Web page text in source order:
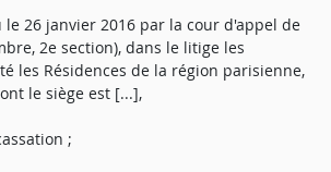
26 janvier 2016 par la cour d'appel de
2e section), dans le litige les
les Résidences de la région parisienne,
le siège est [...],
;